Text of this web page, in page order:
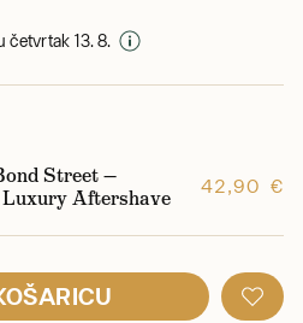
četvrtak 13. 8.
Street —
Aftershave
42,90 €